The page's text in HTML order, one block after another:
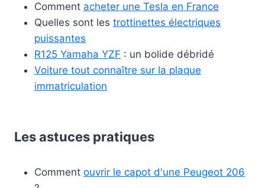
Comment acheter une Tesla en France
Quelles sont les trottinettes électriques
puissantes
R125 Yamaha YZF : un bolide débridé
Voiture tout connaître sur la plaque
immatriculation
Les astuces pratiques
Comment ouvrir le capot d'une Peugeot 206